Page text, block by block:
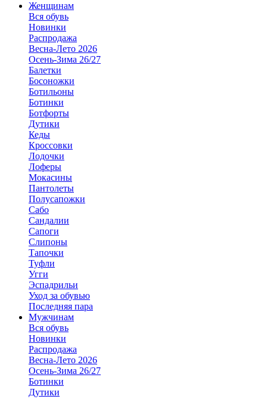
Женщинам
Вся обувь
Новинки
Распродажа
Весна-Лето 2026
Осень-Зима 26/27
Балетки
Босоножки
Ботильоны
Ботинки
Ботфорты
Дутики
Кеды
Кроссовки
Лодочки
Лоферы
Мокасины
Пантолеты
Полусапожки
Сабо
Сандалии
Сапоги
Слипоны
Тапочки
Туфли
Угги
Эспадрильи
Уход за обувью
Последняя пара
Мужчинам
Вся обувь
Новинки
Распродажа
Весна-Лето 2026
Осень-Зима 26/27
Ботинки
Дутики